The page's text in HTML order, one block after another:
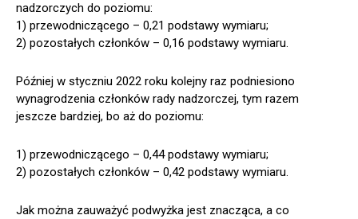
nadzorczych do poziomu:
1) przewodniczącego – 0,21 podstawy wymiaru;
2) pozostałych członków – 0,16 podstawy wymiaru.
Później w styczniu 2022 roku kolejny raz podniesiono
wynagrodzenia członków rady nadzorczej, tym razem
jeszcze bardziej, bo aż do poziomu:
1) przewodniczącego – 0,44 podstawy wymiaru;
2) pozostałych członków – 0,42 podstawy wymiaru.
Jak można zauważyć podwyżka jest znacząca, a co